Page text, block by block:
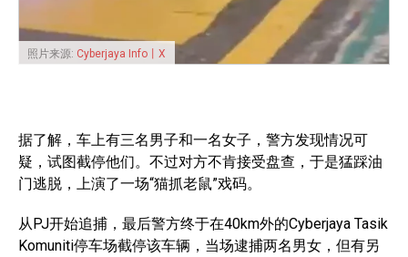
照片来源: Cyberjaya Info丨X
据了解，车上有三名男子和一名女子，警方发现情况可
疑，试图截停他们。不过对方不肯接受盘查，于是猛踩油
门逃脱，上演了一场“猫抓老鼠”戏码。
从PJ开始追捕，最后警方终于在40km外的Cyberjaya Tasik
Komuniti停车场截停该车辆，当场逮捕两名男女，但有另